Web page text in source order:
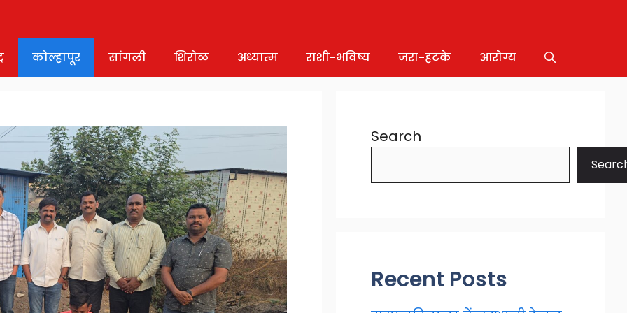
कोल्हापूर सांगली शिरोळ अध्यात्म राशी-भविष्य जरा-हटके आरोग्य
Search
Recent Posts